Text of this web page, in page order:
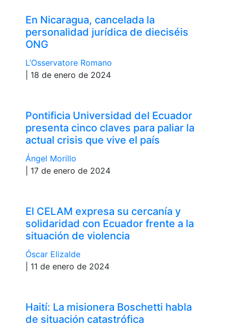
En Nicaragua, cancelada la
personalidad jurídica de dieciséis
ONG
L’Osservatore Romano
| 18 de enero de 2024
Pontificia Universidad del Ecuador
presenta cinco claves para paliar la
actual crisis que vive el país
Ángel Morillo
| 17 de enero de 2024
El CELAM expresa su cercanía y
solidaridad con Ecuador frente a la
situación de violencia
Óscar Elizalde
| 11 de enero de 2024
Haití: La misionera Boschetti habla
de situación catastrófica